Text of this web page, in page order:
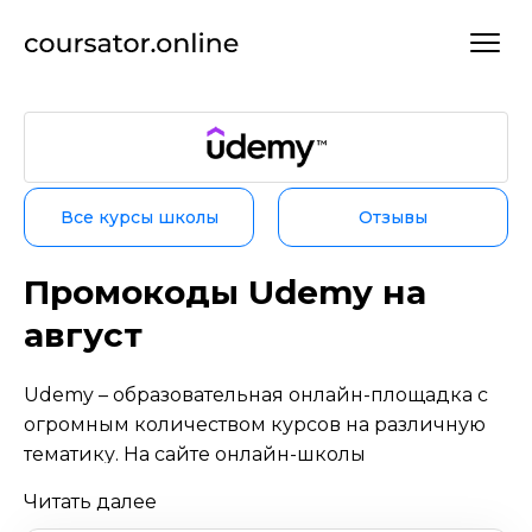
Все курсы школы Отзывы
Промокоды Udemy на
август
Udemy – образовательная онлайн-площадка с
огромным количеством курсов на различную
тематику. На сайте онлайн-школы
вкус и более 4 тыс. бизнес-тренингов: курсы
Читать далее